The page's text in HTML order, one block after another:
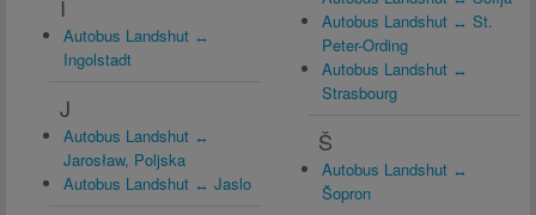
I
Autobus Landshut ↔
Ingolstadt
J
Autobus Landshut ↔
Jarosław, Poljska
Autobus Landshut ↔ Jaslo
Autobus Landshut ↔ St.
Peter-Ording
Autobus Landshut ↔
Strasbourg
Š
Autobus Landshut ↔
Šopron